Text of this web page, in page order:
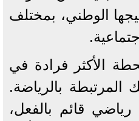
الوطني، بمختلف
الأكثر فرادة في
بالرياضة.
رياضي قائم بالفعل،